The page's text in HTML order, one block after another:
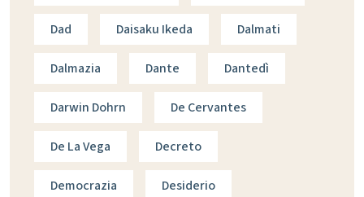
Dad Daisaku Ikeda Dalmati
Dalmazia Dante Dantedì
Darwin Dohrn De Cervantes
De La Vega Decreto
Democrazia Desiderio